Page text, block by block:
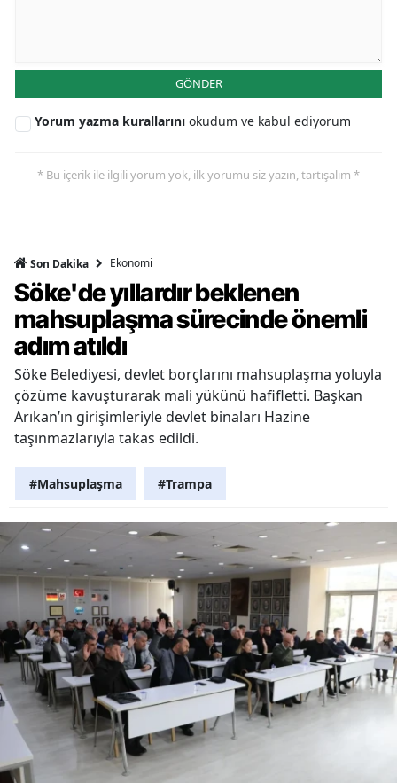
GÖNDER
Yorum yazma kurallarını okudum ve kabul ediyorum
* Bu içerik ile ilgili yorum yok, ilk yorumu siz yazın, tartışalım *
Son Dakika Ekonomi
Söke'de yıllardır beklenen
mahsuplaşma sürecinde önemli
adım atıldı
Söke Belediyesi, devlet borçlarını mahsuplaşma yoluyla
çözüme kavuşturarak mali yükünü hafifletti. Başkan
Arıkan’ın girişimleriyle devlet binaları Hazine
taşınmazlarıyla takas edildi.
#Mahsuplaşma #Trampa